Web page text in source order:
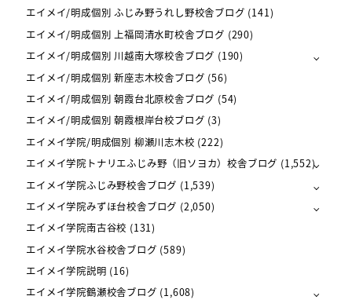
エイメイ/明成個別 ふじみ野うれし野校舎ブログ (141)
エイメイ/明成個別 上福岡清水町校舎ブログ (290)
エイメイ/明成個別 川越南大塚校舎ブログ (190)
エイメイ/明成個別 新座志木校舎ブログ (56)
エイメイ/明成個別 朝霞台北原校舎ブログ (54)
エイメイ/明成個別 朝霞根岸台校ブログ (3)
エイメイ学院/明成個別 柳瀬川志木校 (222)
エイメイ学院トナリエふじみ野（旧ソヨカ）校舎ブログ (1,552)
エイメイ学院ふじみ野校舎ブログ (1,539)
エイメイ学院みずほ台校舎ブログ (2,050)
エイメイ学院南古谷校 (131)
エイメイ学院水谷校舎ブログ (589)
エイメイ学院説明 (16)
エイメイ学院鶴瀬校舎ブログ (1,608)